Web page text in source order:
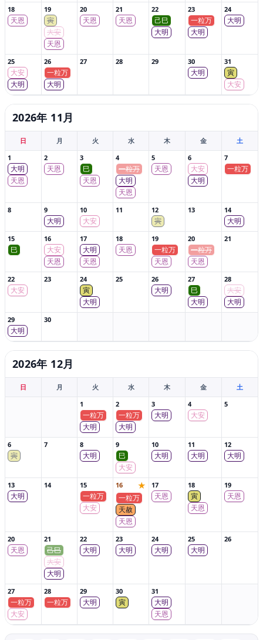
18
天恩
19
寅
大安
天恩
20
天恩
21
天恩
22
己巳
大明
23
一粒万
大明
24
大明
25
大安
大明
26
一粒万
大明
27 28 29 30
大明
31
寅
大安
2026年 11月
日 月 火 水 木 金
土
1
大明
天恩
2
天恩
3
巳
天恩
4
一粒万
大明
天恩
5
天恩
6
大安
大明
7
一粒万
8 9
大明
10
大安
11 12
寅
13 14
大明
15
巳
16
大安
天恩
17
大明
天恩
18
天恩
19
一粒万
天恩
20
一粒万
天恩
21
22
大安
23 24
寅
大明
25 26
大明
27
巳
大明
28
大安
大明
29
大明
30
2026年 12月
日 月 火 水 木 金
土
1
一粒万
大明
2
一粒万
大明
3
大明
4
大安
5
6
寅
7 8
大明
9
巳
大安
10
大明
11
大明
12
大明
13
大明
14 15
一粒万
大安
16 ★
一粒万
天赦
天恩
17
天恩
18
寅
天恩
19
天恩
20
天恩
21
己巳
大安
大明
22
大明
23
大明
24
大明
25
大明
26
27
一粒万
大安
28
一粒万
29
大明
30
寅
31
大明
天恩